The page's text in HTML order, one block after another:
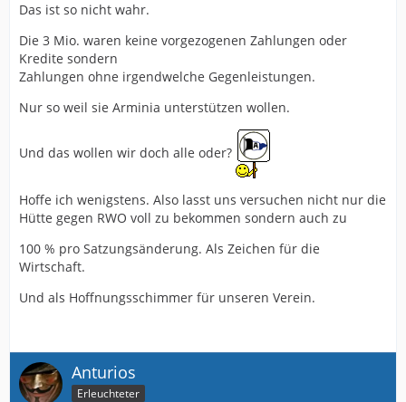
Das ist so nicht wahr.
Die 3 Mio. waren keine vorgezogenen Zahlungen oder
Kredite sondern
Zahlungen ohne irgendwelche Gegenleistungen.
Nur so weil sie Arminia unterstützen wollen.
Und das wollen wir doch alle oder?
Hoffe ich wenigstens. Also lasst uns versuchen nicht nur die
Hütte gegen RWO voll zu bekommen sondern auch zu
100 % pro Satzungsänderung. Als Zeichen für die
Wirtschaft.
Und als Hoffnungsschimmer für unseren Verein.
Anturios
Erleuchteter